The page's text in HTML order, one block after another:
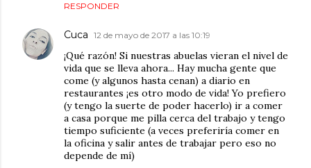
RESPONDER
Cuca 12 de mayo de 2017 a las 10:19
¡Qué razón! Si nuestras abuelas vieran el nivel de
vida que se lleva ahora... Hay mucha gente que
come (y algunos hasta cenan) a diario en
restaurantes ¡es otro modo de vida! Yo prefiero
(y tengo la suerte de poder hacerlo) ir a comer
a casa porque me pilla cerca del trabajo y tengo
tiempo suficiente (a veces preferiría comer en
la oficina y salir antes de trabajar pero eso no
depende de mí)